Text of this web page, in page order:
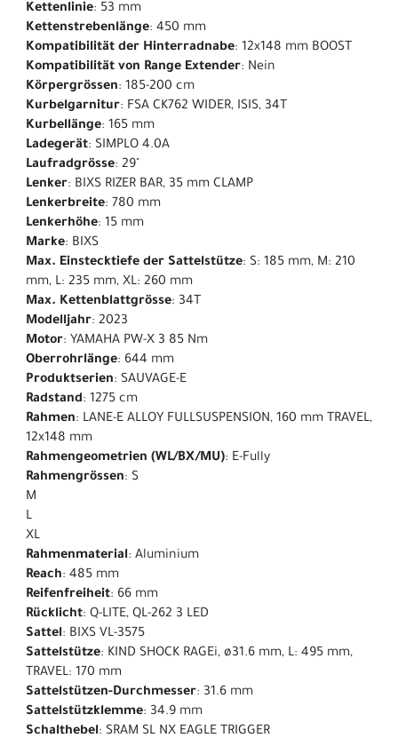
Kettenlinie: 53 mm
Kettenstrebenlänge: 450 mm
Kompatibilität der Hinterradnabe: 12x148 mm BOOST
Kompatibilität von Range Extender: Nein
Körpergrössen: 185-200 cm
Kurbelgarnitur: FSA CK762 WIDER, ISIS, 34T
Kurbellänge: 165 mm
Ladegerät: SIMPLO 4.0A
Laufradgrösse: 29"
Lenker: BIXS RIZER BAR, 35 mm CLAMP
Lenkerbreite: 780 mm
Lenkerhöhe: 15 mm
Marke: BIXS
Max. Einstecktiefe der Sattelstütze: S: 185 mm, M: 210
mm, L: 235 mm, XL: 260 mm
Max. Kettenblattgrösse: 34T
Modelljahr: 2023
Motor: YAMAHA PW-X 3 85 Nm
Oberrohrlänge: 644 mm
Produktserien: SAUVAGE-E
Radstand: 1275 cm
Rahmen: LANE-E ALLOY FULLSUSPENSION, 160 mm TRAVEL,
12x148 mm
Rahmengeometrien (WL/BX/MU): E-Fully
Rahmengrössen: S
M
L
XL
Rahmenmaterial: Aluminium
Reach: 485 mm
Reifenfreiheit: 66 mm
Rücklicht: Q-LITE, QL-262 3 LED
Sattel: BIXS VL-3575
Sattelstütze: KIND SHOCK RAGEi, ø31.6 mm, L: 495 mm,
TRAVEL: 170 mm
Sattelstützen-Durchmesser: 31.6 mm
Sattelstützklemme: 34.9 mm
Schalthebel: SRAM SL NX EAGLE TRIGGER